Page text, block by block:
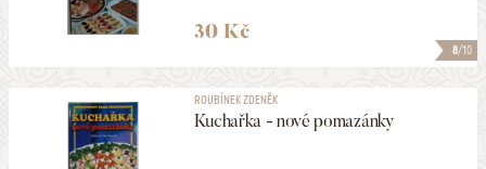
8/10
30 Kč
ROUBÍNEK ZDENĚK
Kuchařka - nové pomazánky